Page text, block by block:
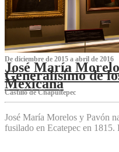
De diciembre de 2015 a abril de 2016
José María
Generalísimo de
Mexicana
C‌astillo de Chapultepec
José María Morelos y Pavón
fusilado en Ecatepec en